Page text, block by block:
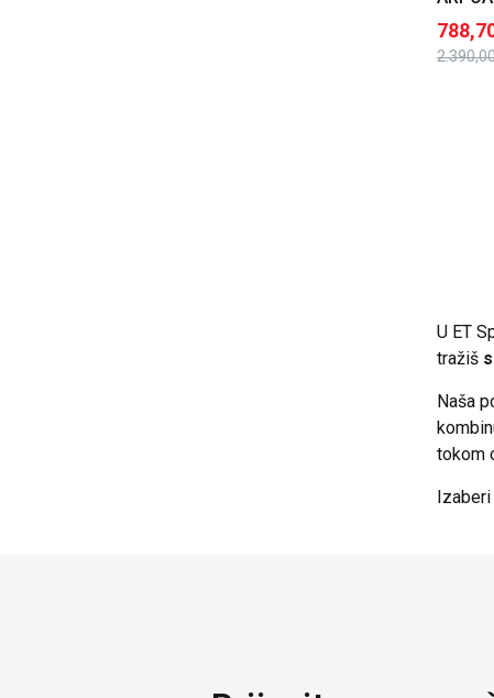
M
U ET
tražiš
Naša
tokom